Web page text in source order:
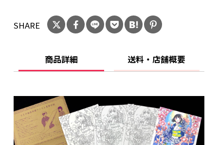
山崎零さんの大人気キモノ漫画「恋せよキモノ
乙女」より、
んのアトリエに伺って、
たくさんキモノ談義を楽しんだみたい。
宝石とドレスをテーマにした作品を羽織らせて
いただいたみたい。
SHARE
商品詳細 送料・店舗概要